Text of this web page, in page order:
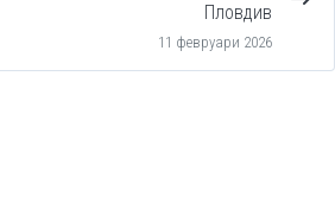
Пловдив
11 февруари 2026